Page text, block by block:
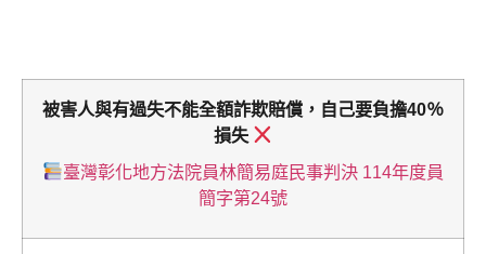
被害人與有過失不能全額詐欺賠償，自己要負擔40％
損失
臺灣彰化地方法院員林簡易庭民事判決 114年度員
簡字第24號